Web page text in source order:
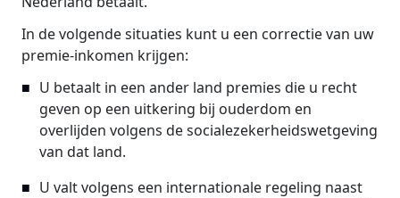
In de volgende situaties kunt u een correctie van uw
premie-inkomen krijgen:
U betaalt in een ander land premies die u recht
geven op een uitkering bij ouderdom en
overlijden volgens de socialezekerheidswetgeving
van dat land.
U valt volgens een internationale regeling naast